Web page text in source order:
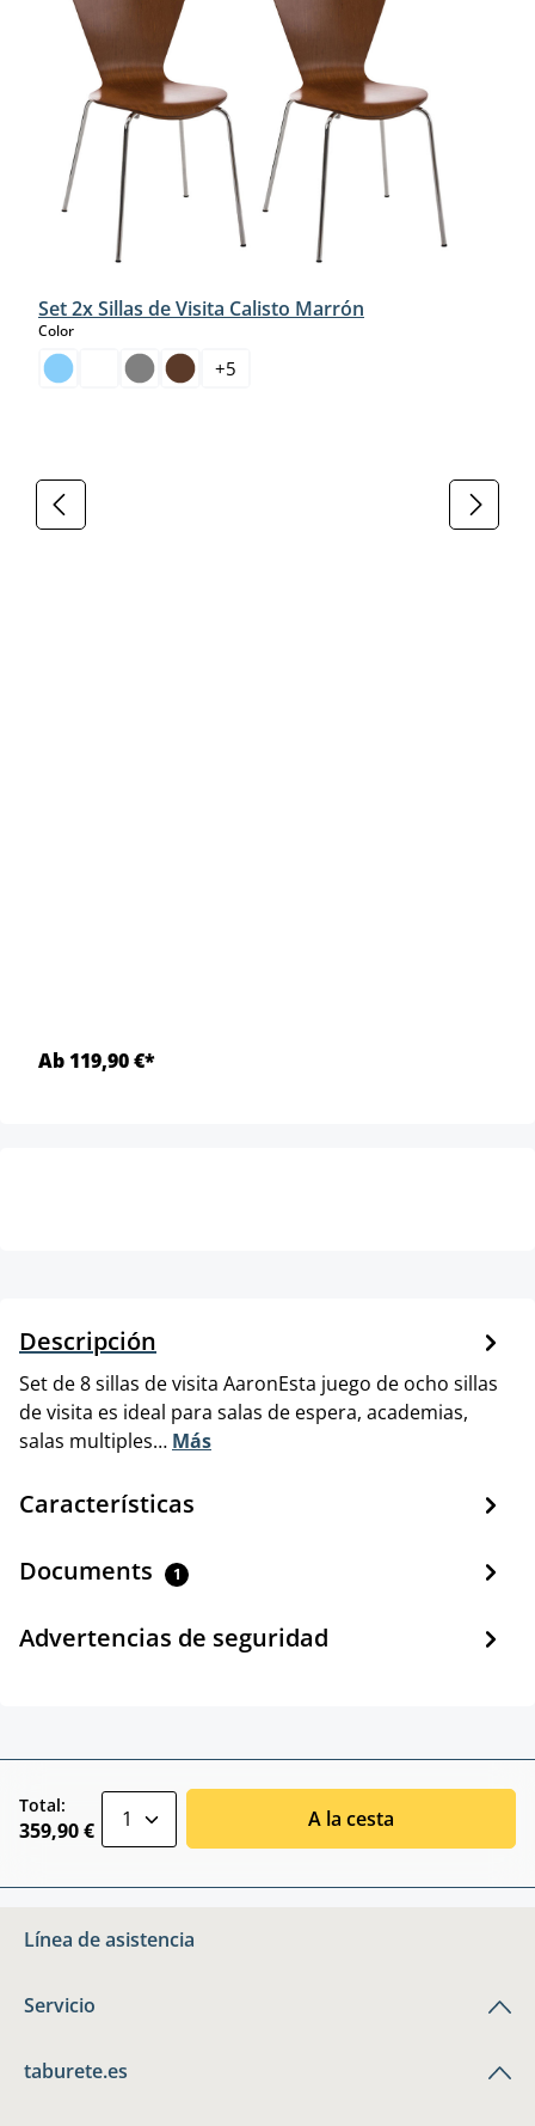
Set 2x Sillas de Visita Calisto Marrón
Colorselect
+5
Ab 119,90 €*
Descripción
Set de 8 sillas de visita AaronEsta juego de ocho sillas
de visita es ideal para salas de espera, academias,
salas multiples… Más
Características
Documents 1
Advertencias de seguridad
Total:
359,90 € A la cesta
Línea de asistencia
Servicio
taburete.es